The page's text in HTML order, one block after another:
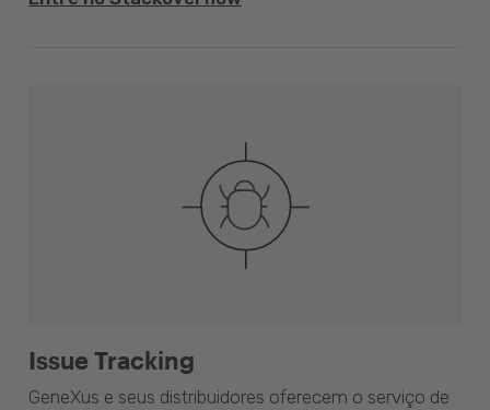
Issue Tracking
GeneXus e seus distribuidores oferecem o serviço de